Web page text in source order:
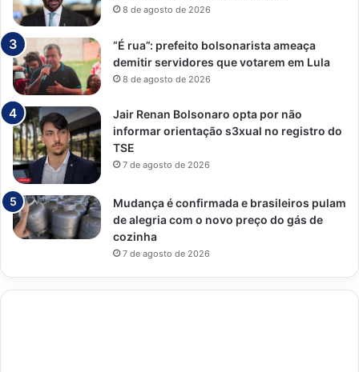
8 de agosto de 2026
“É rua”: prefeito bolsonarista ameaça
demitir servidores que votarem em Lula
8 de agosto de 2026
Jair Renan Bolsonaro opta por não
informar orientação s3xual no registro do
TSE
7 de agosto de 2026
Mudança é confirmada e brasileiros pulam
de alegria com o novo preço do gás de
cozinha
7 de agosto de 2026